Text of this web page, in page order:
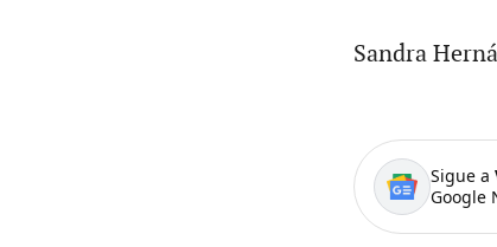
Sandra
Sigue a
Google